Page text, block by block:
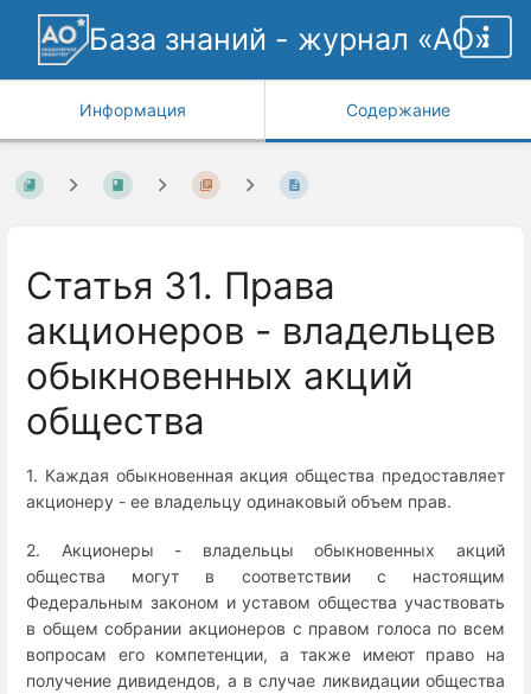
База знаний - журнал «АО»
Информация Содержание
Статья 31. Права
акционеров - владельцев
обыкновенных акций
общества
1. Каждая обыкновенная акция общества предоставляет
акционеру - ее владельцу одинаковый объем прав.
2. Акционеры - владельцы обыкновенных акций
общества могут в соответствии с настоящим
Федеральным законом и уставом общества участвовать
в общем собрании акционеров с правом голоса по всем
вопросам его компетенции, а также имеют право на
получение дивидендов, а в случае ликвидации общества